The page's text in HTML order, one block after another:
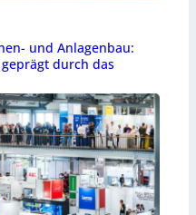
und Anlagenbau:
durch das